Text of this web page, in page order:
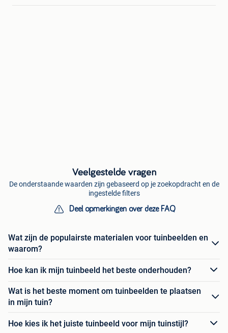
Veelgestelde vragen
De onderstaande waarden zijn gebaseerd op je zoekopdracht en de
ingestelde filters
Deel opmerkingen over deze FAQ
Wat zijn de populairste materialen voor tuinbeelden en
waarom?
Hoe kan ik mijn tuinbeeld het beste onderhouden?
Wat is het beste moment om tuinbeelden te plaatsen
in mijn tuin?
Hoe kies ik het juiste tuinbeeld voor mijn tuinstijl?